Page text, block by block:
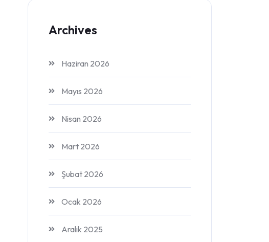
Archives
Haziran 2026
Mayıs 2026
Nisan 2026
Mart 2026
Şubat 2026
Ocak 2026
Aralık 2025